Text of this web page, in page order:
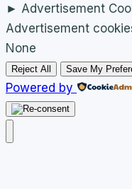
► Advertisement
Advertisement
None
Reject All Save My
Powered by